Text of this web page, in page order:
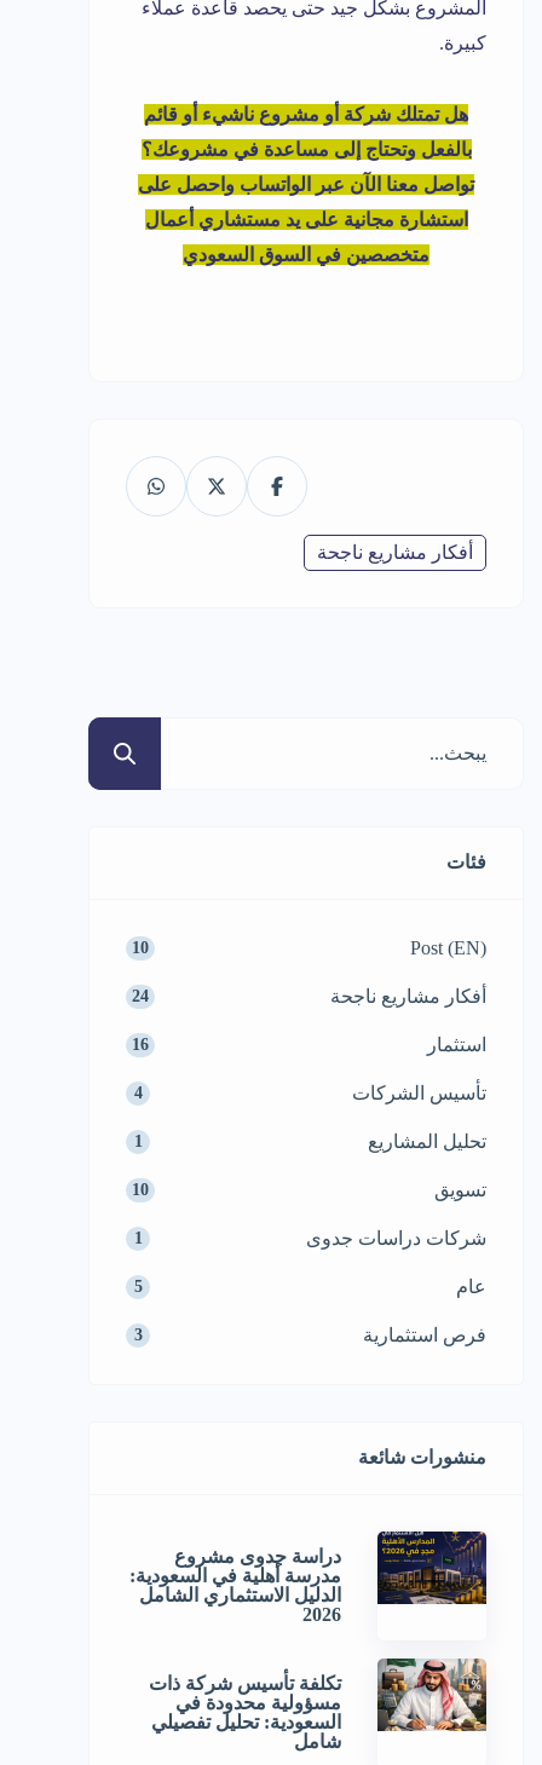
المشروع بشكل جيد حتى يحصد قاعدة عملاء
كبيرة.
هل تمتلك شركة أو مشروع ناشيء أو قائم
بالفعل وتحتاج إلى مساعدة في مشروعك؟
تواصل معنا الآن عبر الواتساب واحصل على
استشارة مجانية على يد مستشاري أعمال
متخصصين في السوق السعودي
أفكار مشاريع ناجحة
فئات
Post (EN)
10
أفكار مشاريع ناجحة 24
استثمار 16
تأسيس الشركات 4
تحليل المشاريع 1
تسويق 10
شركات دراسات جدوى 1
عام 5
فرص استثمارية 3
منشورات شائعة
دراسة جدوى مشروع
مدرسة أهلية في السعودية:
الدليل الاستثماري الشامل
2026
تكلفة تأسيس شركة ذات
مسؤولية محدودة في
السعودية: تحليل تفصيلي
شامل